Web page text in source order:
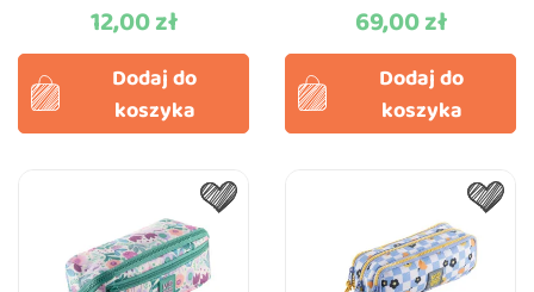
Cena
12,00 zł
Dodaj do
koszyka
Miquelrius
Cena
69,00 zł
Dodaj do
koszyka